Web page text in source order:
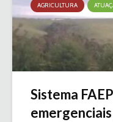
AGRICULTURA
Sistema